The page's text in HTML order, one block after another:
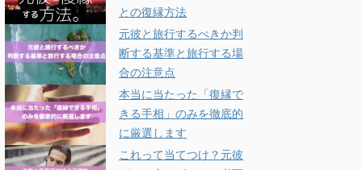
との復縁方法
元彼と旅行するべきか判
断する基準と旅行する場
合の注意点
本当に当たった「復縁で
きる手相」のみを徹底的
に厳選します
これって当てつけ？元彼